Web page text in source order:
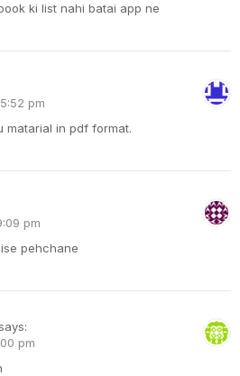
ki list nahi batai app ne
pm
matarial in pdf format.
pm
pehchane
pm